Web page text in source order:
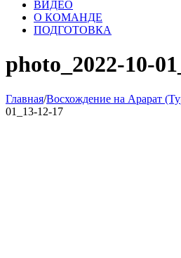
ВИДЕО
О КОМАНДЕ
ПОДГОТОВКА
photo_2022-10-
Главная/Восхождение на Арарат
01_13-12-17